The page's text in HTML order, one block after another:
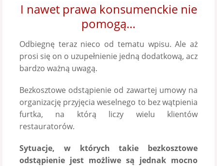
I nawet prawa konsumenckie nie
pomogą…
Odbiegnę teraz nieco od tematu wpisu. Ale aż
prosi się on o uzupełnienie jedną dodatkową, acz
bardzo ważną uwagą.
Bezkosztowe odstąpienie od zawartej umowy na
organizację przyjęcia weselnego to bez wątpienia
furtka, na którą liczy wielu klientów
restauratorów.
Sytuacje, w których takie bezkosztowe
odstąpienie jest możliwe są jednak mocno